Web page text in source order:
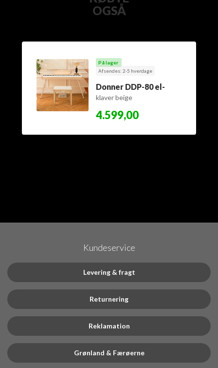
OGSÅ
På lager
Afsendes: 2-5 hverdage
Donner DDP-80 el-
klaver beige
4.599,00
Kundeservice
Levering & fragt
Returnering
Reklamation
Grønland & Færøerne